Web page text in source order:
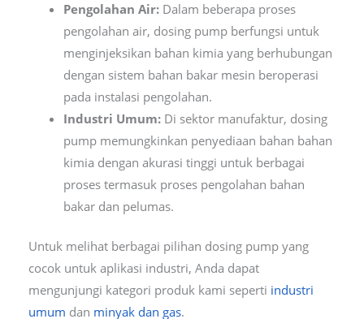
Pengolahan Air: Dalam beberapa proses
pengolahan air, dosing pump berfungsi untuk
menginjeksikan bahan kimia yang berhubungan
dengan sistem bahan bakar mesin beroperasi
pada instalasi pengolahan.
Industri Umum: Di sektor manufaktur, dosing
pump memungkinkan penyediaan bahan bahan
kimia dengan akurasi tinggi untuk berbagai
proses termasuk proses pengolahan bahan
bakar dan pelumas.
Untuk melihat berbagai pilihan dosing pump yang
cocok untuk aplikasi industri, Anda dapat
mengunjungi kategori produk kami seperti industri
umum dan minyak dan gas.